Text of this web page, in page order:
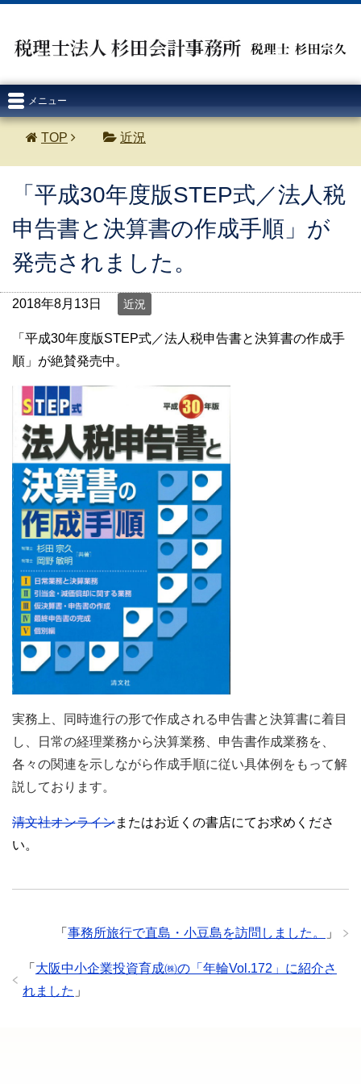
メニュー
TOP 近況
「平成30年度版STEP式／法人税
申告書と決算書の作成手順」が
発売されました。
2018年8月13日 近況
「平成30年度版STEP式／法人税申告書と決算書の作成手
順」が絶賛発売中。
実務上、同時進行の形で作成される申告書と決算書に着目
し、
日常の経理業務から決算業務、申告書作成業務を、
各々の関連を示しながら作成手順に従い具体例をもって解
説しております。
清文社オンラインまたはお近くの書店にてお求めくださ
い。
「 事務所旅行で直島・小豆島を訪問しました。 」
「 大阪中小企業投資育成㈱の「年輪Vol.172」に紹介さ
れました 」